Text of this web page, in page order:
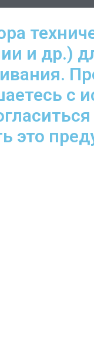
и др.)
с
это